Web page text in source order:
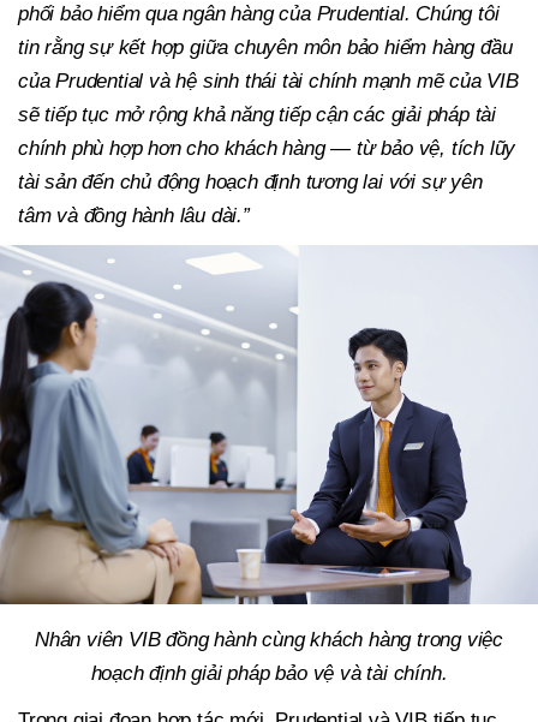
phối bảo hiểm qua ngân hàng của Prudential. Chúng tôi
tin rằng sự kết hợp giữa chuyên môn bảo hiểm hàng đầu
của Prudential và hệ sinh thái tài chính mạnh mẽ của VIB
sẽ tiếp tục mở rộng khả năng tiếp cận các giải pháp tài
chính phù hợp hơn cho khách hàng — từ bảo vệ, tích lũy
tài sản đến chủ động hoạch định tương lai với sự yên
tâm và đồng hành lâu dài.”
Nhân viên VIB đồng hành cùng khách hàng trong việc
hoạch định giải pháp bảo vệ và tài chính.